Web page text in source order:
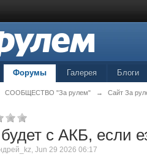
Форумы Галерея Блоги
СООБЩЕСТВО "За рулем" → Сайт За
с АКБ, если
,Jun 29 2026 06:17